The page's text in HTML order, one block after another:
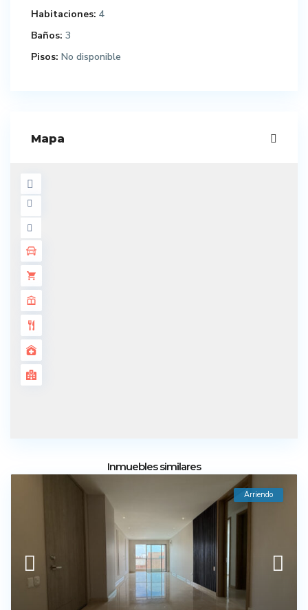
Habitaciones: 4
Baños: 3
Pisos: No disponible
Mapa
Inmuebles similares
Arriendo